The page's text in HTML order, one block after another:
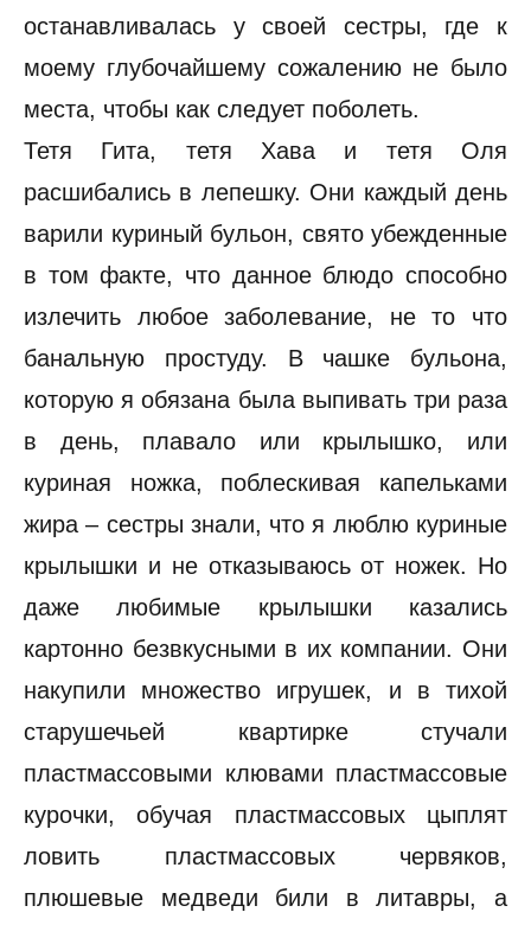
останавливалась у своей сестры, где к
моему глубочайшему сожалению не было
места, чтобы как следует поболеть.
Тетя Гита, тетя Хава и тетя Оля
расшибались в лепешку. Они каждый день
варили куриный бульон, свято убежденные
в том факте, что данное блюдо способно
излечить любое заболевание, не то что
банальную простуду. В чашке бульона,
которую я обязана была выпивать три раза
в день, плавало или крылышко, или
куриная ножка, поблескивая капельками
жира – сестры знали, что я люблю куриные
крылышки и не отказываюсь от ножек. Но
даже любимые крылышки казались
картонно безвкусными в их компании. Они
накупили множество игрушек, и в тихой
старушечьей квартирке стучали
пластмассовыми клювами пластмассовые
курочки, обучая пластмассовых цыплят
ловить пластмассовых червяков,
плюшевые медведи били в литавры, а